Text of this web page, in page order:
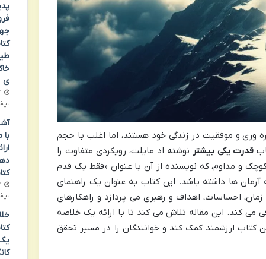
وری و موفقیت در زندگی خود هستند، اما اغلب با حجم
قدرت یکی بیشتر نوشته اد مایلت، رویکردی متفاوت را
و مداوم، که نویسنده از آن با عنوان «فقط یک قدم
آرمان ها داشته باشد. این کتاب به عنوان یک راهنمای
احساسات، اهداف و رهبری می پردازد و راهکارهای
می کند. این مقاله تلاش می کند تا با ارائه یک خلاصه
ارزشمند کمک کند و خوانندگان را در مسیر تحقق
ی
با